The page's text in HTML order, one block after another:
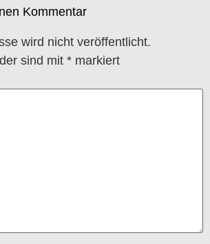
Kommentar
wird nicht veröffentlicht.
sind mit * markiert